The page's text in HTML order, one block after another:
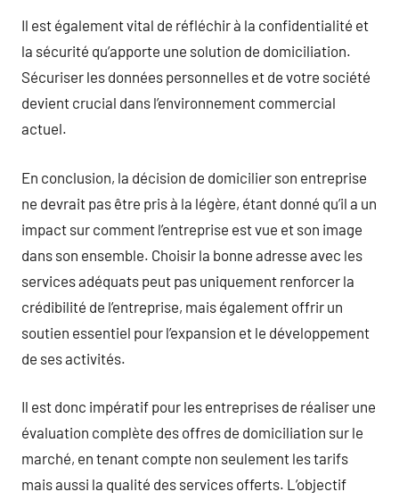
Il est également vital de réfléchir à la confidentialité et
la sécurité qu’apporte une solution de domiciliation.
Sécuriser les données personnelles et de votre société
devient crucial dans l’environnement commercial
actuel.
En conclusion, la décision de domicilier son entreprise
ne devrait pas être pris à la légère, étant donné qu’il a un
impact sur comment l’entreprise est vue et son image
dans son ensemble. Choisir la bonne adresse avec les
services adéquats peut pas uniquement renforcer la
crédibilité de l’entreprise, mais également offrir un
soutien essentiel pour l’expansion et le développement
de ses activités.
Il est donc impératif pour les entreprises de réaliser une
évaluation complète des offres de domiciliation sur le
marché, en tenant compte non seulement les tarifs
mais aussi la qualité des services offerts. L’objectif